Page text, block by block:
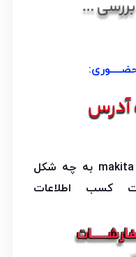
فرز انگشتی 400 وات makita به چه شکل
کسب اطلاعات